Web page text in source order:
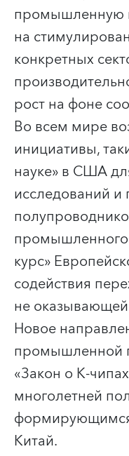
промышленную
на
конкретных
рост на фоне
Во всем мире
инициативы,
науке» в США
исследований и
промышленного
курс»
содействия
не
Новое
промышленной
«Закон о K-
многолетней
Китай.